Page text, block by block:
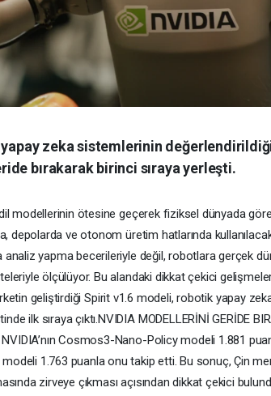
zeka sistemlerinin
bırakarak birinci sıraya yerleşti.
modellerinin ötesine geçerek fiziksel dünyada
depolarda ve otonom üretim hatlarında
analiz yapma becerileriyle değil, robotlara gerçek
ölçülüyor. Bu alandaki dikkat çekici
geliştirdiği Spirit v1.6 modeli, robotik yapay
ilk sıraya çıktı.NVIDIA MODELLERİNİ GERİDE
NVIDIA’nın Cosmos3-Nano-Policy modeli 1.881
1.763 puanla onu takip etti. Bu sonuç, Çin
zirveye çıkması açısından dikkat çekici